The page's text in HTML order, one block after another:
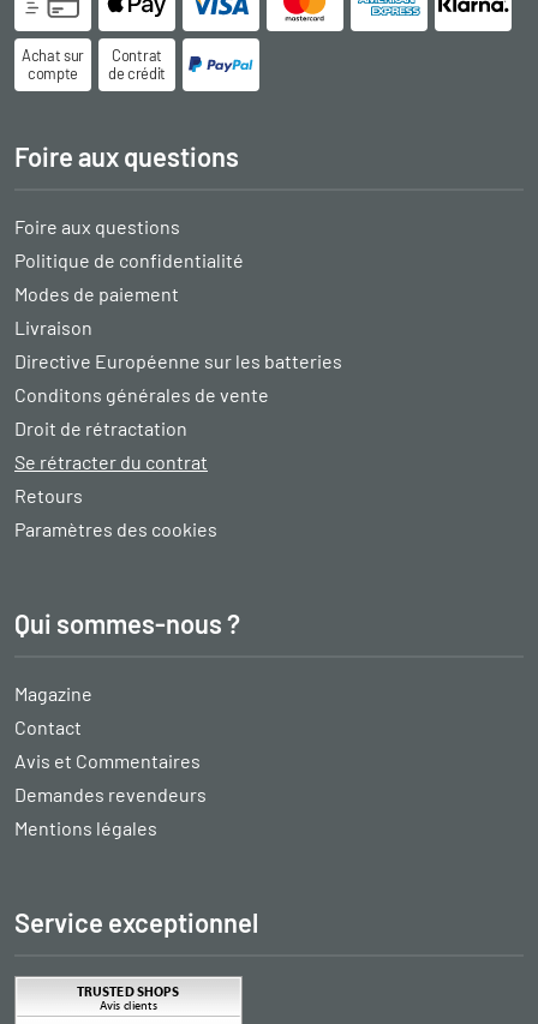
Achat sur
compte
Contrat
de crédit
Foire aux questions
Foire aux questions
Politique de confidentialité
Modes de paiement
Livraison
Directive Européenne sur les batteries
Conditons générales de vente
Droit de rétractation
Se rétracter du contrat
Retours
Paramètres des cookies
Qui sommes-nous ?
Magazine
Contact
Avis et Commentaires
Demandes revendeurs
Mentions légales
Service exceptionnel